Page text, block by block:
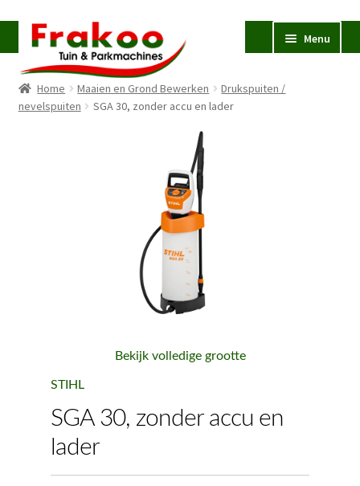
Ga
door
naar
navigatie
Ga
naar
de
inhoud
Menu
Homepage
Home Maaien en Grond Bewerken
Drukspuiten /
nevelspuiten
SGA 30, zonder accu en lader
Bekijk volledige grootte
STIHL
SGA 30, zonder accu en
lader